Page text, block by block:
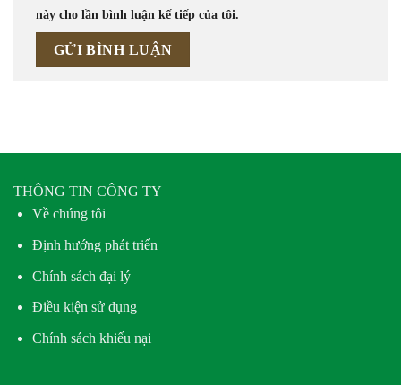
này cho lần bình luận kế tiếp của tôi.
THÔNG TIN CÔNG TY
Về chúng tôi
Định hướng phát triển
Chính sách đại lý
Điều kiện sử dụng
Chính sách khiếu nại